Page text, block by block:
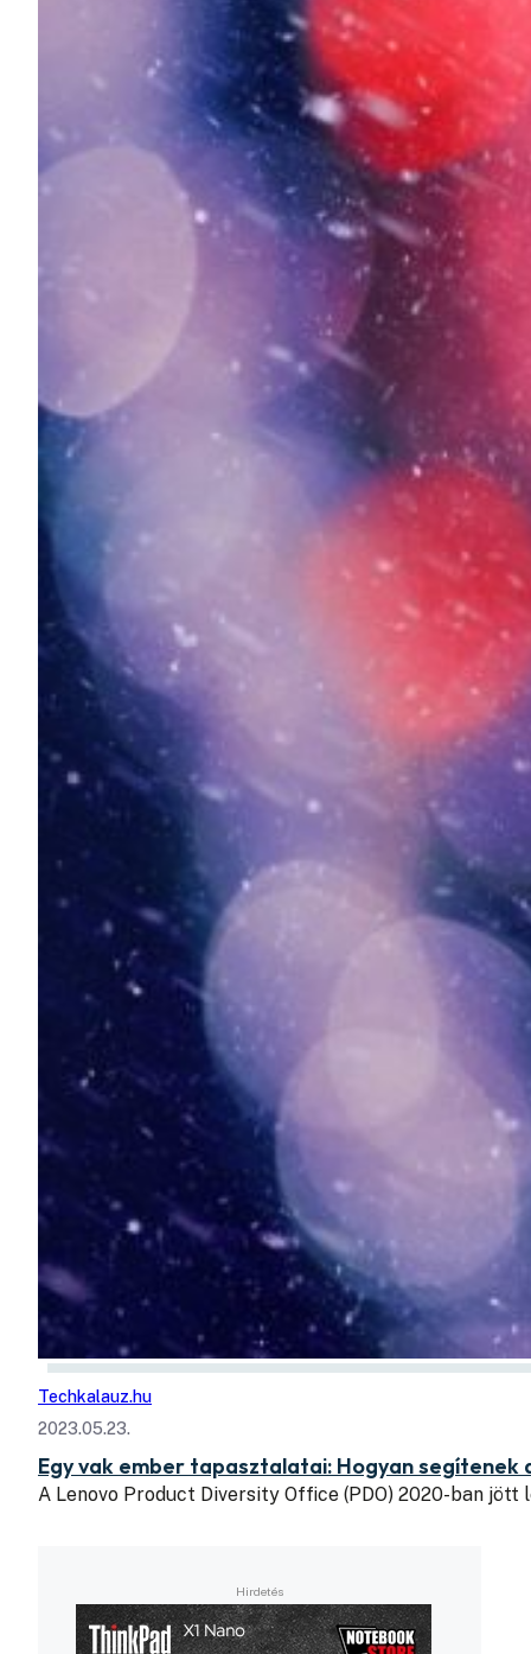
Techkalauz.hu
2023.05.23.
Egy vak ember tapasztalatai: Hogyan
A Lenovo Product Diversity Office (PDO) 2020-ban jött